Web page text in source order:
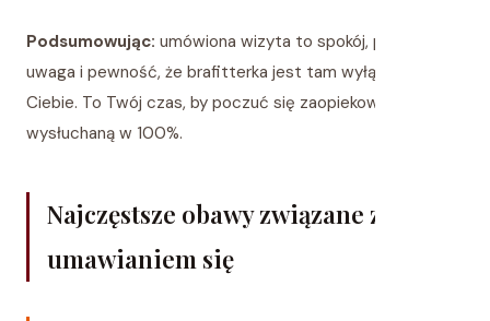
Podsumowując: umówiona wizyta to spokój, pełna
uwaga i pewność, że brafitterka jest tam wyłącznie dla
Ciebie. To Twój czas, by poczuć się zaopiekowaną i
wysłuchaną w 100%.
Najczęstsze obawy związane z
umawianiem się